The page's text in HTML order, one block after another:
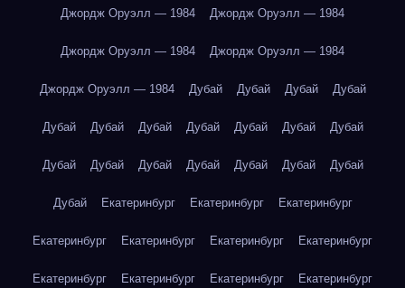
Джордж Оруэлл — 1984 Джордж Оруэлл — 1984
Джордж Оруэлл — 1984 Джордж Оруэлл — 1984
Джордж Оруэлл — 1984 Дубай Дубай Дубай Дубай
Дубай Дубай Дубай Дубай Дубай Дубай Дубай
Дубай Дубай Дубай Дубай Дубай Дубай Дубай
Дубай Екатеринбург Екатеринбург Екатеринбург
Екатеринбург Екатеринбург Екатеринбург Екатеринбург
Екатеринбург Екатеринбург Екатеринбург Екатеринбург